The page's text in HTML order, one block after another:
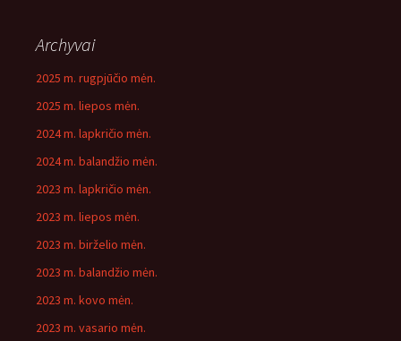
Archyvai
2025 m. rugpjūčio mėn.
2025 m. liepos mėn.
2024 m. lapkričio mėn.
2024 m. balandžio mėn.
2023 m. lapkričio mėn.
2023 m. liepos mėn.
2023 m. birželio mėn.
2023 m. balandžio mėn.
2023 m. kovo mėn.
2023 m. vasario mėn.